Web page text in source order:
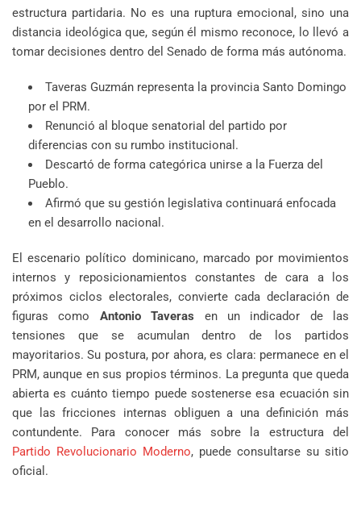
estructura partidaria. No es una ruptura emocional, sino una
distancia ideológica que, según él mismo reconoce, lo llevó a
tomar decisiones dentro del Senado de forma más autónoma.
Taveras Guzmán representa la provincia Santo Domingo
por el PRM.
Renunció al bloque senatorial del partido por
diferencias con su rumbo institucional.
Descartó de forma categórica unirse a la Fuerza del
Pueblo.
Afirmó que su gestión legislativa continuará enfocada
en el desarrollo nacional.
El escenario político dominicano, marcado por movimientos
internos y reposicionamientos constantes de cara a los
próximos ciclos electorales, convierte cada declaración de
figuras como Antonio Taveras en un indicador de las
tensiones que se acumulan dentro de los partidos
mayoritarios. Su postura, por ahora, es clara: permanece en el
PRM, aunque en sus propios términos. La pregunta que queda
abierta es cuánto tiempo puede sostenerse esa ecuación sin
que las fricciones internas obliguen a una definición más
contundente. Para conocer más sobre la estructura del
Partido Revolucionario Moderno, puede consultarse su sitio
oficial.